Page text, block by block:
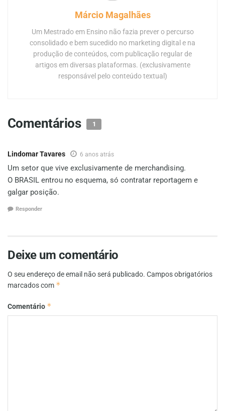
Márcio Magalhães
Um Mestrado em Ensino não fazia prever o percurso
consolidado e bem sucedido no marketing digital e na
produção de conteúdos, com publicação regular de
artigos em diversas plataformas. (exclusivamente
responsável pelo conteúdo textual)
Comentários 1
Lindomar Tavares 6 anos atrás
Um setor que vive exclusivamente de merchandising.
O BRASIL entrou no esquema, só contratar reportagem e
galgar posição.
Responder
Deixe um comentário
O seu endereço de email não será publicado. Campos obrigatórios
marcados com *
Comentário *